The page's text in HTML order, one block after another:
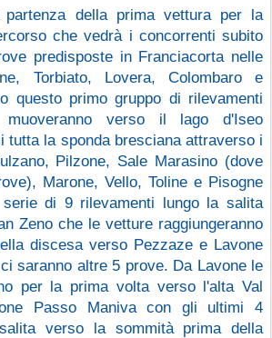
della prima vettura per la
che vedrà i concorrenti subito
predisposte in Franciacorta nelle
Torbiato, Lovera, Colombaro e
questo primo gruppo di rilevamenti
verso il lago d'Iseo
tutta la sponda bresciana attraverso i
Pilzone, Sale Marasino (dove
Marone, Vello, Toline e Pisogne
di 9 rilevamenti lungo la salita
Zeno che le vetture raggiungeranno
discesa verso Pezzaze e Lavone
saranno altre 5 prove. Da Lavone le
per la prima volta verso l'alta Val
Passo Maniva con gli ultimi 4
verso la sommità prima della